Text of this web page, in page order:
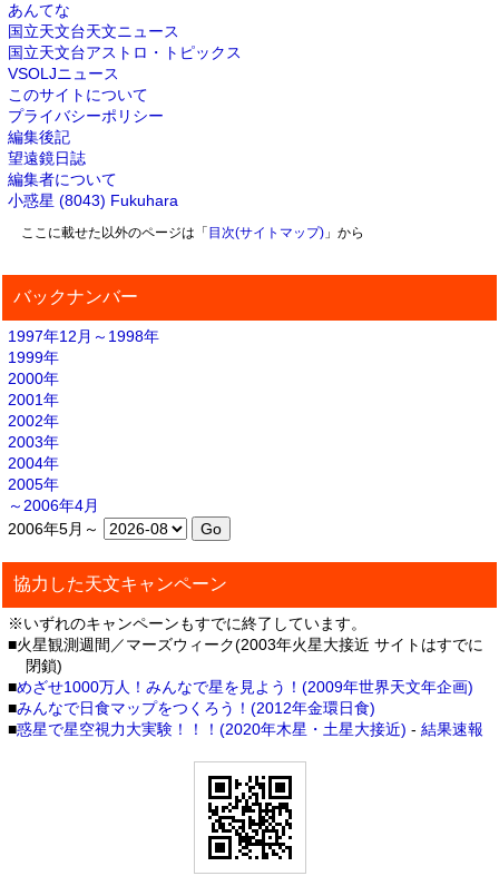
あんてな
国立天文台天文ニュース
国立天文台アストロ・トピックス
VSOLJニュース
このサイトについて
プライバシーポリシー
編集後記
望遠鏡日誌
編集者について
小惑星 (8043) Fukuhara
ここに載せた以外のページは「 目次(サイトマップ)」から
バックナンバー
1997年12月～1998年
1999年
2000年
2001年
2002年
2003年
2004年
2005年
～2006年4月
2006年5月～
協力した天文キャンペーン
※いずれのキャンペーンもすでに終了しています。
■火星観測週間／マーズウィーク(2003年火星大接近 サイトはすでに
閉鎖)
■めざせ1000万人！みんなで星を見よう！(2009年世界天文年企画)
■みんなで日食マップをつくろう！(2012年金環日食)
■惑星で星空視力大実験！！！(2020年木星・土星大接近) - 結果速報